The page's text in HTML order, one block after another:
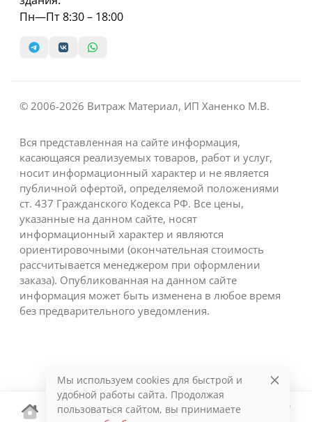
Пн—Пт 8:30 – 18:00
© 2006-2026 Витраж Материал, ИП Ханенко М.В.
Вся представленная на сайте информация,
касающаяся реализуемых товаров, работ и услуг,
носит информационный характер и не является
публичной офертой, определяемой положениями
ст. 437 Гражданского Кодекса РФ. Все цены,
указанные на данном сайте, носят
информационный характер и являются
ориентировочными (окончательная стоимость
рассчитывается менеджером при оформлении
заказа). Опубликованная на данном сайте
информация может быть изменена в любое время
без предварительного уведомления.
Мы используем cookies для быстрой и
удобной работы сайта. Продолжая
пользоваться сайтом, вы принимаете